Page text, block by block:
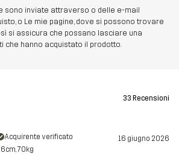
sono inviate attraverso o delle e-mail
o Le mie pagine, dove si possono trovare
si assicura che possano lasciare una
che hanno acquistato il prodotto.
33 Recensioni
Acquirente verificato 16 giugno 2026
70kg